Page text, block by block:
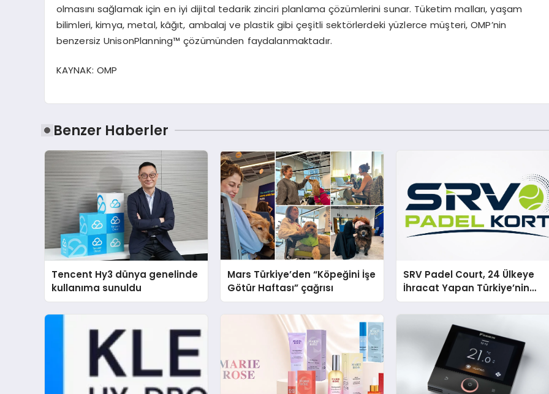
olmasını sağlamak için en iyi dijital tedarik zinciri planlama çözümlerini sunar. Tüketim malları, yaşam
bilimleri, kimya, metal, kâğıt, ambalaj ve plastik gibi çeşitli sektörlerdeki yüzlerce müşteri, OMP’nin
benzersiz UnisonPlanning™ çözümünden faydalanmaktadır.
KAYNAK: OMP
Benzer Haberler
Tencent Hy3 dünya genelinde
kullanıma sunuldu
Mars Türkiye’den “Köpeğini İşe
Götür Haftası” çağrısı
SRV Padel Court, 24 Ülkeye
İhracat Yapan Türkiye’nin
Padel Kortu Üretim Gücü